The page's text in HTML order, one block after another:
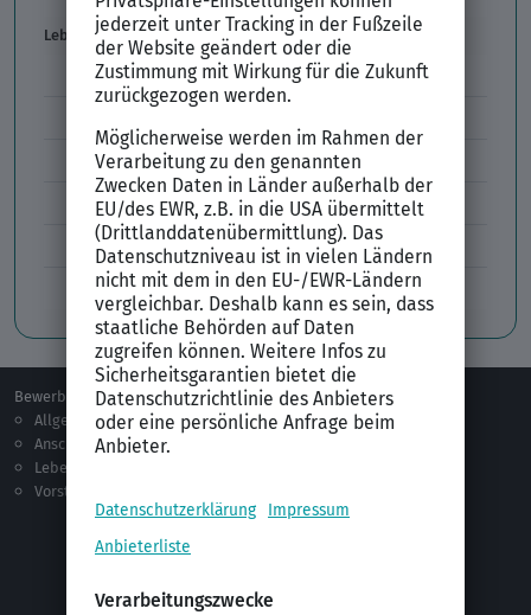
Lebenslauf
Lebenslauf Aufbau und Inhalt
Lebenslauf Englisch Résumé
Lücken im Lebenslauf
Tabellarischer Lebenslauf
Professionelles Bewerbungsfoto
Bewerben
Allgemeines
Anschreiben
Lebenslauf
Vorstellungsgespräch
Berufsorientierung
Ausbildung
Jobprofile